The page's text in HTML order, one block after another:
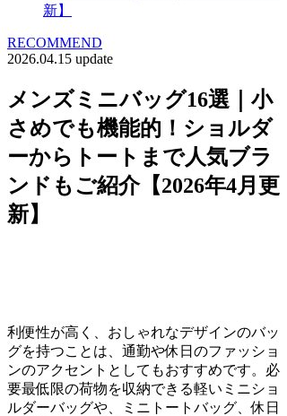
新】
RECOMMEND
2026.04.15 update
メンズミニバッグ16選｜小
さめでも機能的！ショルダ
ーからトートまで人気ブラ
ンドもご紹介【2026年4月更
新】
利便性が高く、おしゃれなデザインのバッ
グを持つことは、通勤や休日のファッショ
ンのアクセントとしてもおすすめです。必
要最低限の荷物を収納できる軽いミニショ
ルダーバッグや、ミニトートバッグ、休日